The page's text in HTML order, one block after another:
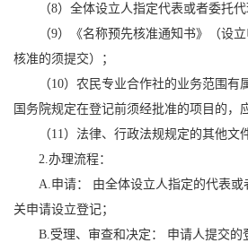
（8）全体设立人指定代表或者委托代
（9）《名称预先核准通知书》（设
核准的须提交）；
（10）农民专业合作社的业务范围
国务院规定在登记前须经批准的项目的，
（11）法律、行政法规规定的其他文
2.办理流程：
A.申请： 由全体设立人指定的代表
关申请设立登记；
B.受理、审查和决定： 申请人提交的